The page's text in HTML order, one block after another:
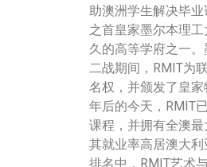
助澳洲学生解决毕业
之首皇家墨尔本理
久的高等学府之一
二战期间，RMIT为
名权，并颁发了皇
年后的今天，RMIT
课程，并拥有全澳
其就业率高居澳大
排名中，RMIT艺术